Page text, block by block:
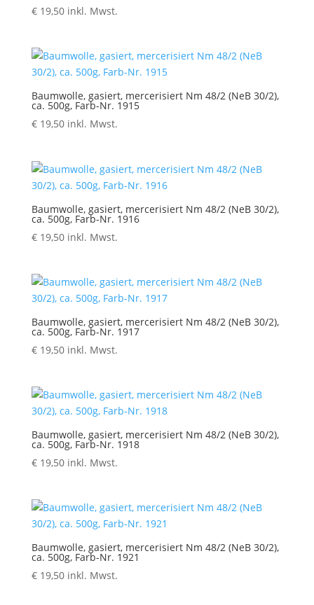
€19,50 inkl. Mwst.
Baumwolle, gasiert, mercerisiert Nm 48/2 (NeB 30/2),
ca. 500g, Farb-Nr. 1915
€19,50 inkl. Mwst.
Baumwolle, gasiert, mercerisiert Nm 48/2 (NeB 30/2),
ca. 500g, Farb-Nr. 1916
€19,50 inkl. Mwst.
Baumwolle, gasiert, mercerisiert Nm 48/2 (NeB 30/2),
ca. 500g, Farb-Nr. 1917
€19,50 inkl. Mwst.
Baumwolle, gasiert, mercerisiert Nm 48/2 (NeB 30/2),
ca. 500g, Farb-Nr. 1918
€19,50 inkl. Mwst.
Baumwolle, gasiert, mercerisiert Nm 48/2 (NeB 30/2),
ca. 500g, Farb-Nr. 1921
€19,50 inkl. Mwst.